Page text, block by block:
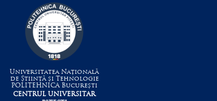
Universitatea Națională
de Știință și Tehnologie
POLITEHNICABucurești
CENTRUL UNIVERSITAR